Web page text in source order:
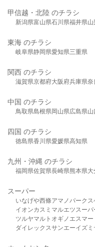
甲信越・北陸 のチラシ
新潟県富山県石川県福井県山
東海 のチラシ
岐阜県静岡県愛知県三重県
関西 のチラシ
滋賀県京都府大阪府兵庫県奈
中国 のチラシ
鳥取県島根県岡山県広島県山
四国 のチラシ
徳島県香川県愛媛県高知県
九州・沖縄 のチラシ
福岡県佐賀県長崎県熊本県大
スーパー
いなげや西條アマノパークス
イオンカスミ マルエツスー
ツルヤマルト オギノ エスマー
ダイレックスサンエーイズミ